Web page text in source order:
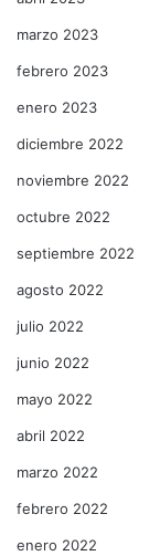
marzo 2023
febrero 2023
enero 2023
diciembre 2022
noviembre 2022
octubre 2022
septiembre 2022
agosto 2022
julio 2022
junio 2022
mayo 2022
abril 2022
marzo 2022
febrero 2022
enero 2022